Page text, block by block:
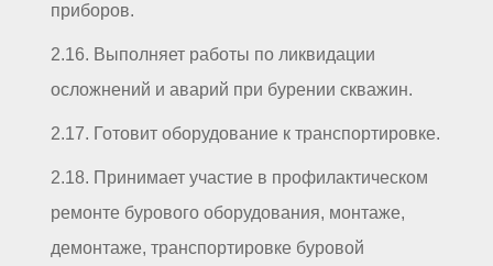
приборов.
2.16. Выполняет работы по ликвидации
осложнений и аварий при бурении скважин.
2.17. Готовит оборудование к транспортировке.
2.18. Принимает участие в профилактическом
ремонте бурового оборудования, монтаже,
демонтаже, транспортировке буровой